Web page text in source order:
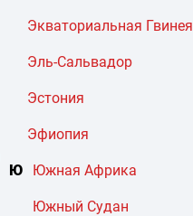
Экваториальная Гвинея
Эль-Сальвадор
Эстония
Эфиопия
Ю Южная Африка
Южный Судан